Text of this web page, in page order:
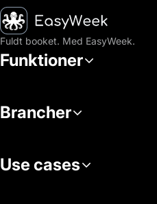
Hjem
Fuldt booket. Med EasyWeek.
Funktioner
Brancher
Use cases